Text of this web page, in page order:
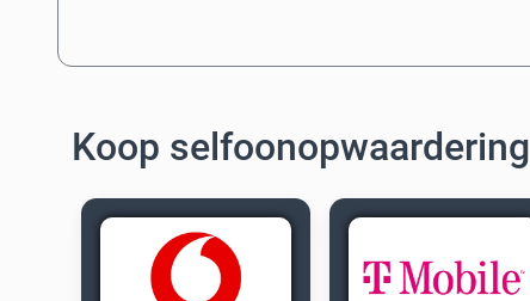
Koop selfoonopwaardering